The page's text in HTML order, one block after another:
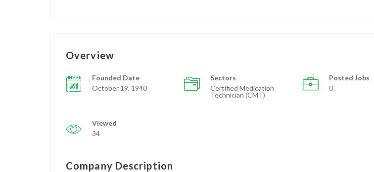
Overview
Founded Date
October 19, 1940
Sectors
Certified Medication
Technician (CMT)
Posted Jobs
0
Viewed
34
Company Description